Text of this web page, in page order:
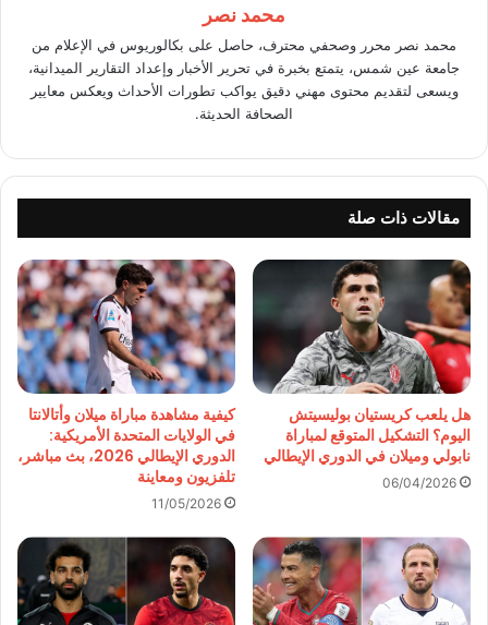
محمد نصر
محمد نصر محرر وصحفي محترف، حاصل على بكالوريوس في الإعلام من
جامعة عين شمس، يتمتع بخبرة في تحرير الأخبار وإعداد التقارير الميدانية،
ويسعى لتقديم محتوى مهني دقيق يواكب تطورات الأحداث ويعكس معايير
الصحافة الحديثة.
مقالات ذات صلة
هل يلعب كريستيان بوليسيتش
اليوم؟ التشكيل المتوقع لمباراة
نابولي وميلان في الدوري الإيطالي
06/04/2026
كيفية مشاهدة مباراة ميلان وأتالانتا
في الولايات المتحدة الأمريكية:
الدوري الإيطالي 2026، بث مباشر،
تلفزيون ومعاينة
11/05/2026